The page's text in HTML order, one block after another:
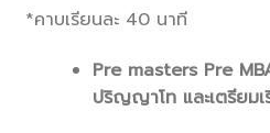
*คาบเรียนละ 40 นาที
Pre masters Pre
ปริญญาโท และเตรียม